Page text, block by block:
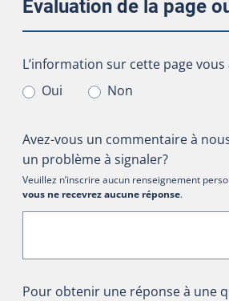
Évaluation de la page
L’information sur cette page
L’information sur cette page
Oui
Non
Avez-vous un commentaire à
un problème à signaler?
Veuillez n’inscrire aucun renseignement
vous ne recevrez aucune réponse.
Pour obtenir une réponse à une